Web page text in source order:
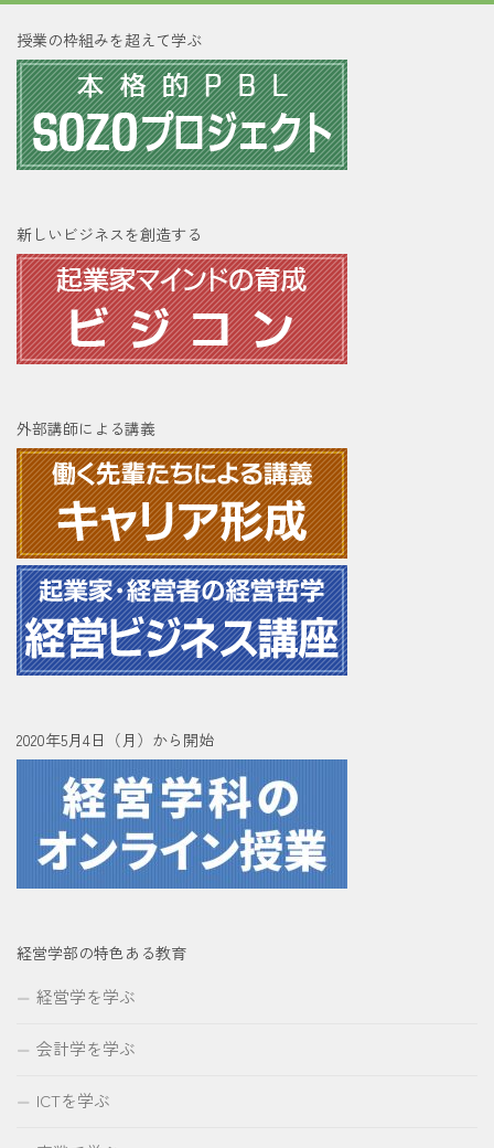
授業の枠組みを超えて学ぶ
新しいビジネスを創造する
外部講師による講義
2020年5月4日（月）から開始
経営学部の特色ある教育
経営学を学ぶ
会計学を学ぶ
ICTを学ぶ